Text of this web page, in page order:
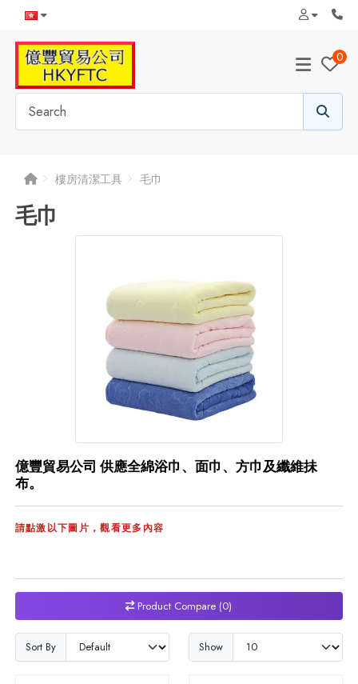
0
樓房清潔工具 毛巾
毛巾
億豐貿易公司 供應全綿浴巾、面巾、方巾及纖維抺
布。
請點激以下圖片，觀看更多內容
Product Compare (0)
Sort By Show